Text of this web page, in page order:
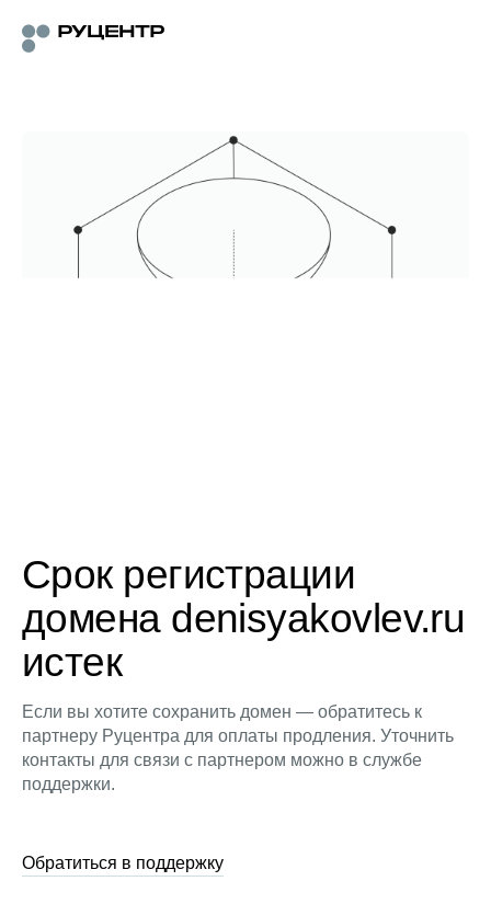
Срок регистрации
домена denisyakovlev.ru
истек
Если вы хотите сохранить домен — обратитесь к
партнеру Руцентра для оплаты продления. Уточнить
контакты для связи с партнером можно в службе
поддержки.
Обратиться в поддержку